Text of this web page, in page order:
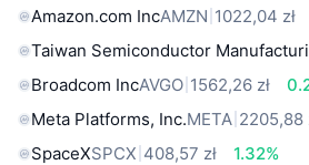
Amazon.com IncAMZN 1022,04 zł
Taiwan Semiconductor
Broadcom IncAVGO 1562,26 zł
Meta Platforms, Inc.META 2205,88
SpaceXSPCX 408,57 zł
1.32%